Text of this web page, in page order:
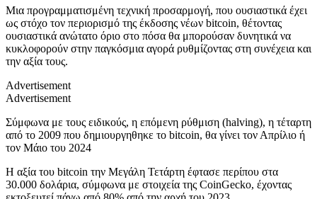
Μια προγραμματισμένη τεχνική προσαρμογή, που ουσιαστικά έχει
ως στόχο τον περιορισμό της έκδοσης νέων bitcoin, θέτοντας
ουσιαστικά ανώτατο όριο στο πόσα θα μπορούσαν δυνητικά να
κυκλοφορούν στην παγκόσμια αγορά ρυθμίζοντας στη συνέχεια και
την αξία τους.
Advertisement
Advertisement
Σύμφωνα με τους ειδικούς, η επόμενη ρύθμιση (halving), η τέταρτη
από το 2009 που δημιουργηθηκε το bitcoin, θα γίνει τον Απρίλιο ή
τον Μάιο του 2024
Η αξία του bitcoin την Μεγάλη Τετάρτη έφτασε περίπου στα
30.000 δολάρια, σύμφωνα με στοιχεία της CoinGecko, έχοντας